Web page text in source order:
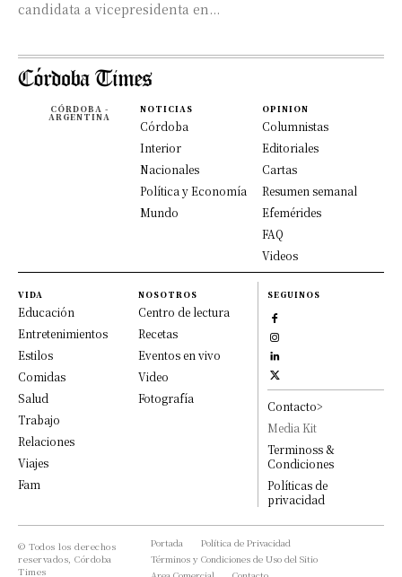
candidata a vicepresidenta en...
CÓRDOBA -
ARGENTINA
NOTICIAS
Córdoba
Interior
Nacionales
Política y Economía
Mundo
OPINION
Columnistas
Editoriales
Cartas
Resumen semanal
Efemérides
FAQ
Videos
VIDA
Educación
Entretenimientos
Estilos
Comidas
Salud
Trabajo
Relaciones
Viajes
Fam
NOSOTROS
Centro de lectura
Recetas
Eventos en vivo
Video
Fotografía
SEGUINOS
Contacto>
Media Kit
Terminoss &
Condiciones
Políticas de
privacidad
© Todos los derechos
reservados, Córdoba
Times
Portada
Política de Privacidad
Términos y Condiciones de Uso del Sitio